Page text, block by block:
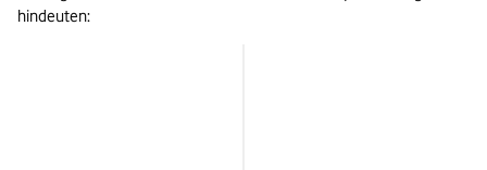
hindeuten: